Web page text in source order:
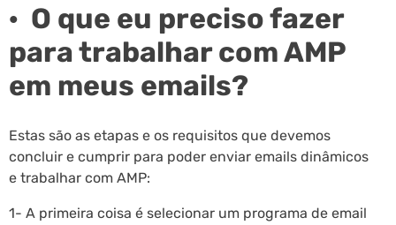
· O que eu preciso fazer
para trabalhar com AMP
em meus emails?
Estas são as etapas e os requisitos que devemos
concluir e cumprir para poder enviar emails dinâmicos
e trabalhar com AMP:
1- A primeira coisa é selecionar um programa de email